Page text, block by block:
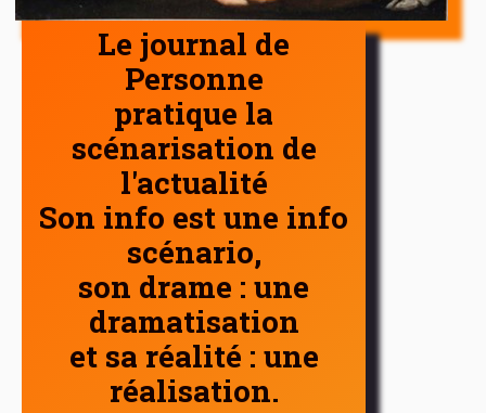
Le journal de
Personne
pratique la
scénarisation de
l'actualité
Son info est une info
scénario,
son drame : une
dramatisation
et sa réalité : une
réalisation.